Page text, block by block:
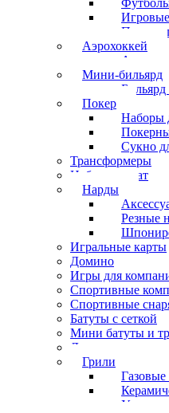
Аэрохоккей
Мини-бильярд
Бильярд
Покер
Наборы
Сукно
Трансформеры
Набор шахмат
Нарды
Резные
Игральные карты
Домино
Игры для
Спортивные
Спортивные
Батуты с сеткой
Мини батуты и
Дартс
Грили
Газовые